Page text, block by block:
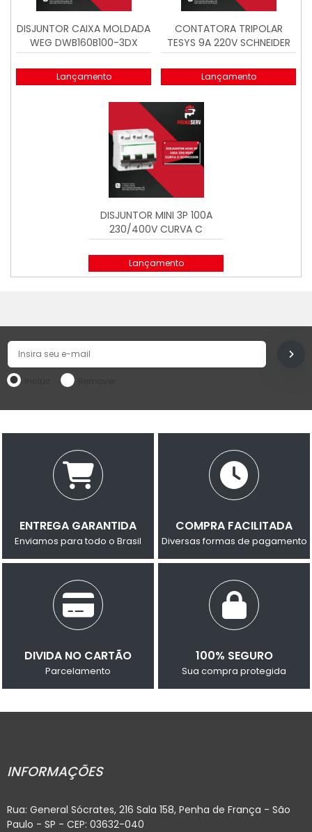
DISJUNTOR CAIXA MOLDADA
WEG DWB160B100-3DX
Lançamento
CONTATORA TRIPOLAR
TESYS 9A 220V SCHNEIDER
Lançamento
DISJUNTOR MINI 3P 100A
230/400V CURVA C
SCHNEIDER
Lançamento
ENTREGA GARANTIDA
Enviamos para todo o Brasil
COMPRA FACILITADA
Diversas formas de pagamento
DIVIDA NO CARTÃO
Parcelamento
100% SEGURO
Sua compra protegida
INFORMAÇÕES
Rua: General Sócrates, 216 Sala 158, Penha de França - São
Paulo - SP - CEP: 03632-040